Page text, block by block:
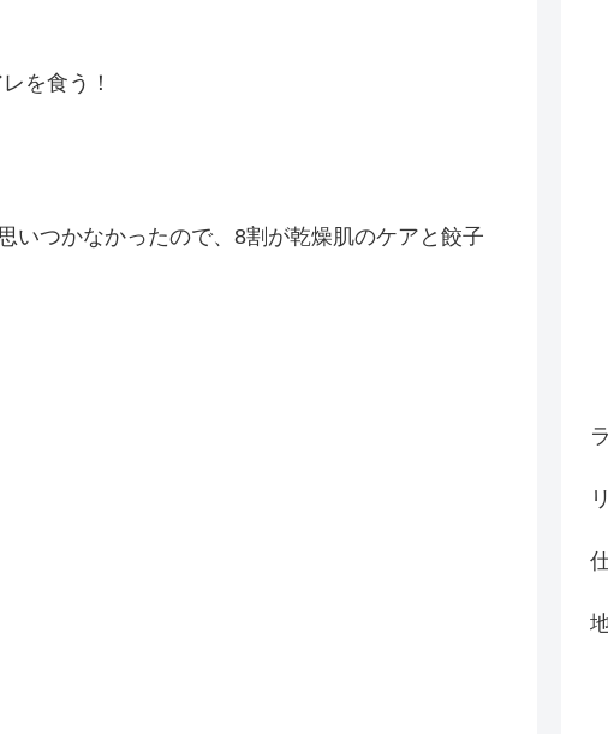
を食う！
いつかなかったので、8割が乾燥肌のケアと餃子